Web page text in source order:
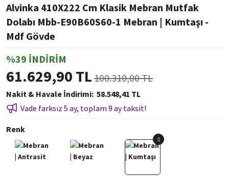
Alvinka 410X222 Cm Klasik Mebran Mutfak
Dolabı Mbb-E90B60S60-1 Mebran | Kumtaşı -
Mdf Gövde
%39 İNDİRİM
61.629,90 TL 100.310,00 TL
Nakit & Havale İndirimi 58.548,41 TL
Vade farksız 5 ay, toplam 9 ay taksit!
Renk